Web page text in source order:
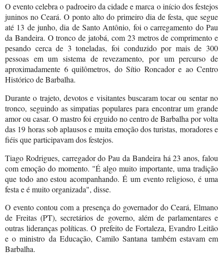
O evento celebra o padroeiro da cidade e marca o início dos festejos
juninos no Ceará. O ponto alto do primeiro dia de festa, que segue
até 13 de junho, dia de Santo Antônio, foi o carregamento do Pau
da Bandeira. O tronco de jatobá, com 23 metros de comprimento e
pesando cerca de 3 toneladas, foi conduzido por mais de 300
pessoas em um sistema de revezamento, por um percurso de
aproximadamente 6 quilômetros, do Sítio Roncador e ao Centro
Histórico de Barbalha.
Durante o trajeto, devotos e visitantes buscaram tocar ou sentar no
tronco, seguindo as simpatias populares para encontrar um grande
amor ou casar. O mastro foi erguido no centro de Barbalha por volta
das 19 horas sob aplausos e muita emoção dos turistas, moradores e
fiéis que participavam dos festejos.
Tiago Rodrigues, carregador do Pau da Bandeira há 23 anos, falou
com emoção do momento. "É algo muito importante, uma tradição
que todo ano estou acompanhando. É um evento religioso, é uma
festa e é muito organizada", disse.
O evento contou com a presença do governador do Ceará, Elmano
de Freitas (PT), secretários de governo, além de parlamentares e
outras lideranças políticas. O prefeito de Fortaleza, Evandro Leitão
e o ministro da Educação, Camilo Santana também estavam em
Barbalha.